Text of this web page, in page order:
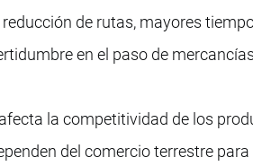
de rutas, mayores
en el paso de
la competitividad de los
del comercio terrestre